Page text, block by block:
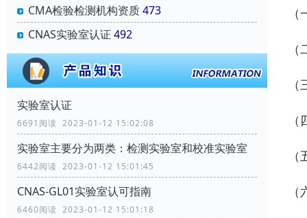
CMA检验检测机构资质473
CNAS实验室认证 492
实验室认证
6691阅读 2023-01-12 15:02:08
实验室主要分为两类：检测实验室和校准实验室
6442阅读 2023-01-12 15:01:45
CNAS-GL01实验室认可指南
6460阅读 2023-01-12 15:01:18